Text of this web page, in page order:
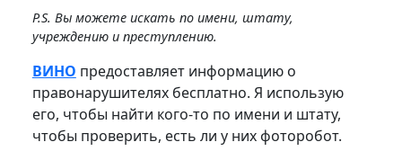
P.S. Вы можете искать по имени, штату,
учреждению и преступлению.
ВИНО предоставляет информацию о
правонарушителях бесплатно. Я использую
его, чтобы найти кого-то по имени и штату,
чтобы проверить, есть ли у них фоторобот.